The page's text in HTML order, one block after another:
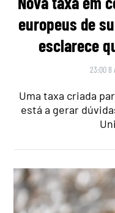
europeus de
esclarece
23:00 8
Uma taxa criada
está a gerar